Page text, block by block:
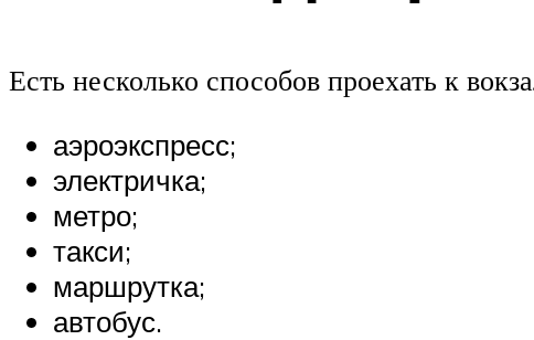
Есть несколько способов проехать к
аэроэкспресс;
электричка;
метро;
такси;
маршрутка;
автобус.